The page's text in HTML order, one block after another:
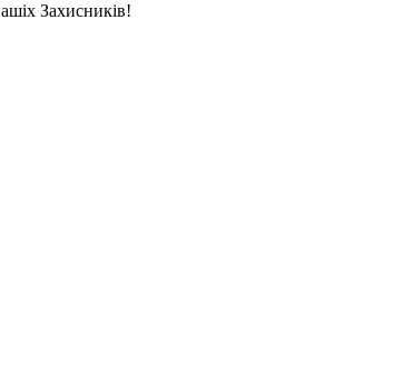
Захисників!